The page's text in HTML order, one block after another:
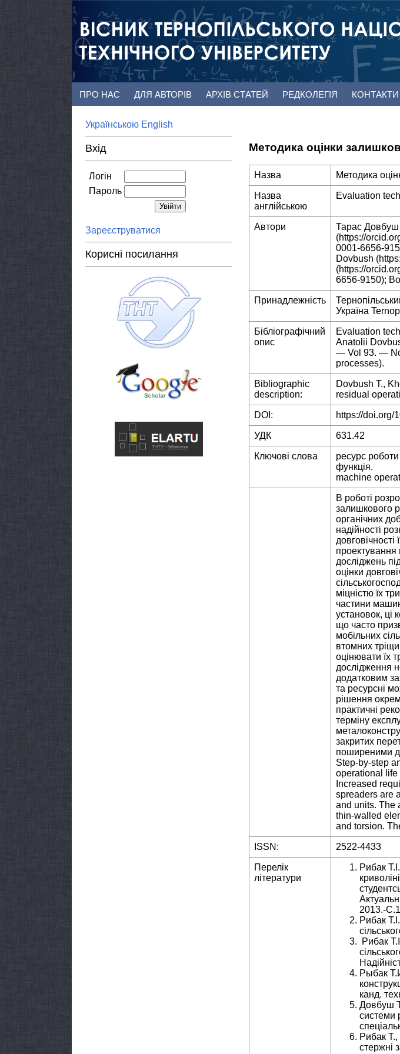
ПРО НАС ДЛЯ АВТОРІВ АРХІВ СТАТЕЙ РЕДКОЛЕГІЯ КОНТАКТИ
Українською English
Вхід
Логін
Пароль
Зареєструватися
Корисні посилання
Методика оцінки
Назва Методика
Назва
англійською
Evaluation
Автори
Тарас Довбуш
(https://
0001-6656-
Dovbush
(https://
6656-9150);
Принадлежність
Україна
Бібліографічний
опис
Evaluation
Anatolii
— Vol 93. —
processes).
Bibliographic
description:
Dovbush T.,
residual
DOI: https://doi.org/
УДК 631.42
Ключові слова
ресурс
функція.
machine
В роботі
залишкового
органічних
надійності
довговічності
проектування
досліджень
оцінки
міцністю їх
частини
установок, ці
що часто
мобільних
втомних
оцінювати їх
дослідження
додатковим
та ресурсні
рішення
практичні
терміну
закритих
поширеними
Step-by-step
operational life
Increased
spreaders are
and units. The
thin-walled
and torsion.
ISSN: 2522-4433
Перелік
літератури
Рибак
2013.-
Рибак
Рибак
Рыбак
канд.
Довбуш
системи
Рибак
стержні